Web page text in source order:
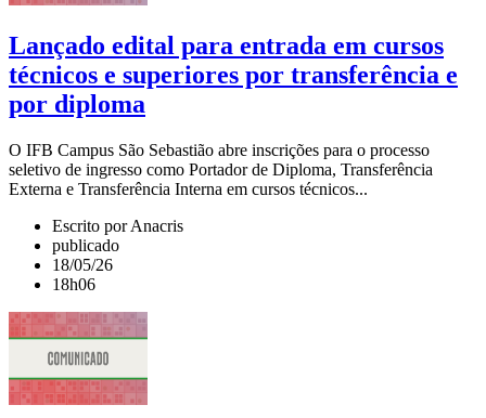
Lançado edital para entrada em cursos
técnicos e superiores por transferência e
por diploma
O IFB Campus São Sebastião abre inscrições para o processo
seletivo de ingresso como Portador de Diploma, Transferência
Externa e Transferência Interna em cursos técnicos...
Escrito por Anacris
publicado
18/05/26
18h06